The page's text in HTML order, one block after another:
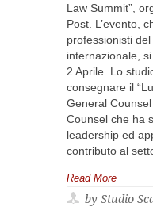
Law Summit”,
Post. L’evento,
professionisti
internazionale,
2 Aprile. Lo
consegnare il
General
Counsel che ha
leadership ed
contributo al
Read More
by Studio